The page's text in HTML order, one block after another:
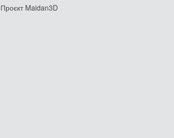
Проєкт Maidan3D